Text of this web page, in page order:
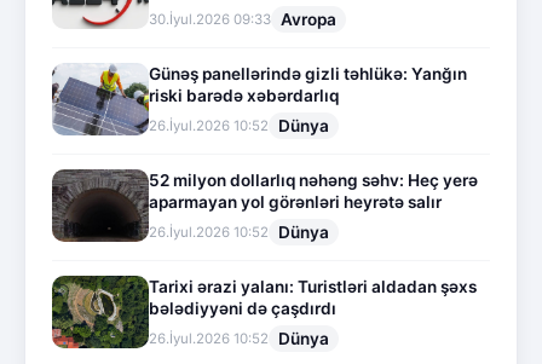
30.İyul.2026 09:33 Avropa
Günəş panellərində gizli təhlükə: Yanğın
riski barədə xəbərdarlıq
26.İyul.2026 10:52 Dünya
52 milyon dollarlıq nəhəng səhv: Heç yerə
aparmayan yol görənləri heyrətə salır
26.İyul.2026 10:52 Dünya
Tarixi ərazi yalanı: Turistləri aldadan şəxs
bələdiyyəni də çaşdırdı
26.İyul.2026 10:52 Dünya